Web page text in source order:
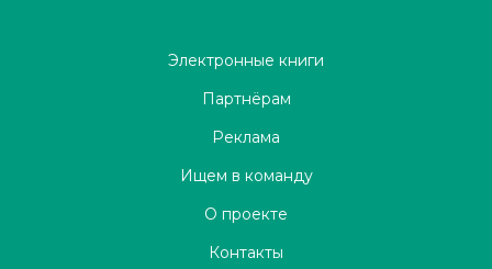
Электронные книги
Партнёрам
Реклама
Ищем в команду
О проекте
Контакты